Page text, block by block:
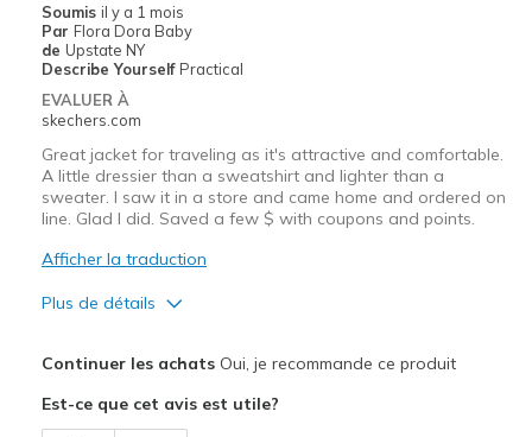
Width
Sizing
Feels true to size
Soumis il y a 1 mois
Par Flora Dora Baby
de Upstate NY
Describe Yourself Practical
EVALUER À
skechers.com
Great jacket for traveling as it's attractive and comfortable.
A little dressier than a sweatshirt and lighter than a
sweater. I saw it in a store and came home and ordered on
line. Glad I did. Saved a few $ with coupons and points.
Afficher la traduction
Plus de détails
Breathe Well
Continuer les achatsOui, je recommande ce produit
Est-ce que cet avis est utile?